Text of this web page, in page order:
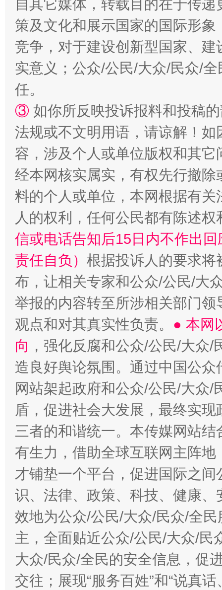
扯下公款旅游的“隐身衣” 如何以
自其它媒体，转载目的在于传
策及文化和展示国家的国际形
竞争，对于建设创新型国家、
实意义；公众/公民/大众/民众/
任。
③ 如你所反映投诉报料和投稿
法规或不文明用语，请谅解！
容，涉及个人或单位版权和其它
经本网核实属实，有权先行撤
料的个人或单位，本网根据有
人的权利，任何公民都有陈述
信或电话告知后15日内不作出
责任自负） 根据投诉人的要求将
布，让相关专家和公众/公民/大
举报的内容转至所涉相关部门
观点和对其真实性负责。 ● 本网
向 ，强化反腐和公众/公民/大众
造良好舆论氛围。通过中国公
网站架起政府和公众/公民/大众
盾，促进社会大发展，最终实
三者的和谐统一。本传媒网站
有生力，借助全球互联网主阵
才铺垫一个平台，促进国际之
识、法律、政策、科技、健康
效地为公众/公民/大众/民众/全
主，全面贴近公众/公民/大众/民
大众/民众/全民的安全信息，促
交往；展现“服务百姓”和“说真